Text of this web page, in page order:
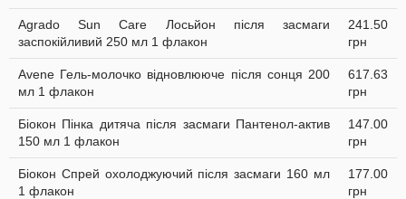
Agrado Sun Care Лосьйон після засмаги
заспокійливий 250 мл 1 флакон
241.50
грн
Avene Гель-молочко відновлюючe після сонця 200
мл 1 флакон
617.63
грн
Біокон Пінка дитяча після засмаги Пантенол-актив
150 мл 1 флакон
147.00
грн
Біокон Спрей охолоджуючий після засмаги 160 мл
1 флакон
177.00
грн